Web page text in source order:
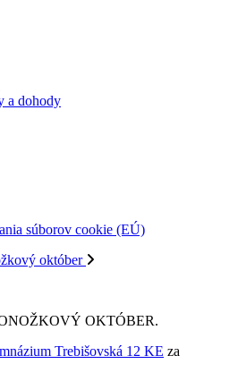
a dohody
súborov cookie (EÚ)
október
OKTÓBER.
Trebišovská 12 KE za